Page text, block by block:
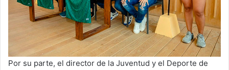
Por su parte, el director de la Juventud y el Deporte de